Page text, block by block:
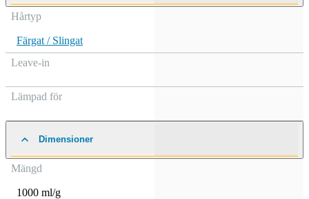
Hårtyp
Färgat / Slingat
Leave-in
Lämpad för
Dimensioner
Mängd
1000 ml/g